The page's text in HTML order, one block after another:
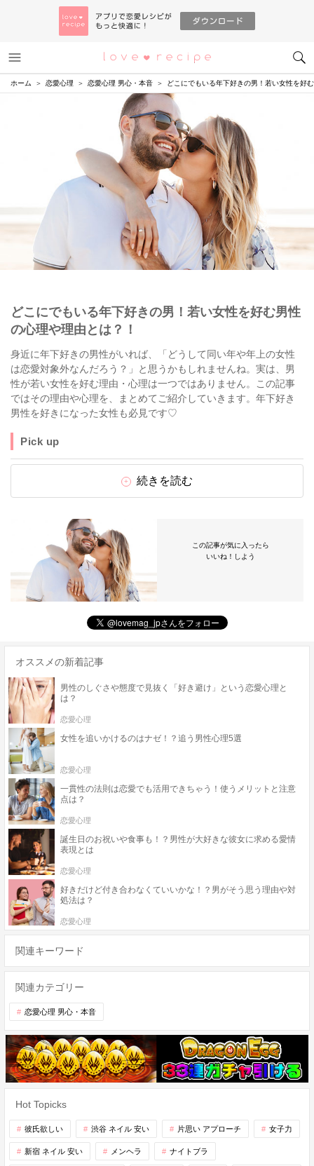
恋愛レシピ
ホーム 恋愛心理 恋愛心理 男心・本音 どこにでもいる年下好きの男！若い女性を好
どこにでもいる年下好きの男！若い女性を好む男性
の心理や理由とは？！
身近に年下好きの男性がいれば、「どうして同い年や年上の女性
は恋愛対象外なんだろう？」と思うかもしれませんね。実は、男
性が若い女性を好む理由・心理は一つではありません。この記事
ではその理由や心理を、まとめてご紹介していきます。年下好き
男性を好きになった女性も必見です♡
Pick up
続きを読む
この記事が気に入ったら
いいね！しよう
オススメの新着記事
男性のしぐさや態度で見抜く「好き避け」という恋愛心理と
は？
恋愛心理
女性を追いかけるのはナゼ！？追う男性心理5選
恋愛心理
一貫性の法則は恋愛でも活用できちゃう！使うメリットと注意
点は？
恋愛心理
誕生日のお祝いや食事も！？男性が大好きな彼女に求める愛情
表現とは
恋愛心理
好きだけど付き合わなくていいかな！？男がそう思う理由や対
処法は？
恋愛心理
関連キーワード
関連カテゴリー
恋愛心理 男心・本音
Hot Topicks
彼氏欲しい 渋谷 ネイル 安い 片思い アプローチ 女子力
新宿 ネイル 安い メンヘラ ナイトブラ